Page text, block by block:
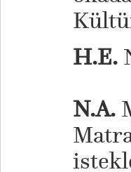
H.E.
N.A.